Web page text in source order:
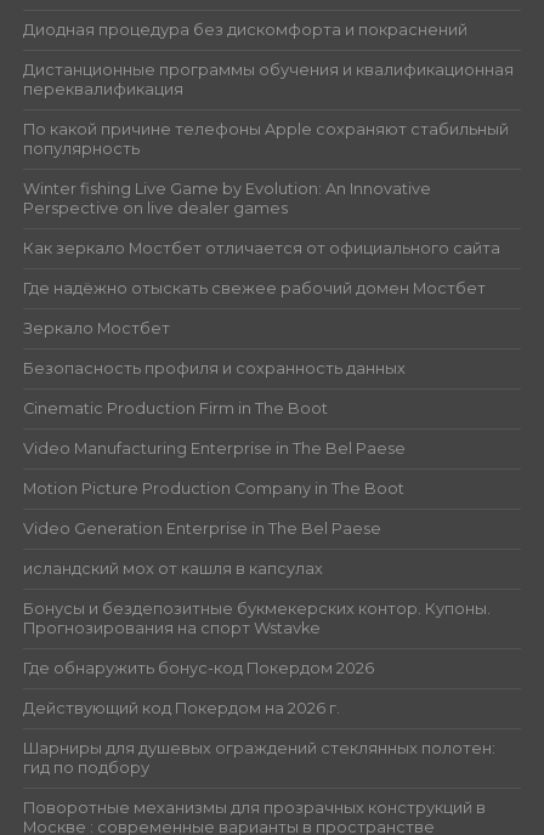
Диодная процедура без дискомфорта и покраснений
Дистанционные программы обучения и квалификационная
переквалификация
По какой причине телефоны Apple сохраняют стабильный
популярность
Winter fishing Live Game by Evolution: An Innovative
Perspective on live dealer games
Как зеркало Мостбет отличается от официального сайта
Где надёжно отыскать свежее рабочий домен Мостбет
Зеркало Мостбет
Безопасность профиля и сохранность данных
Cinematic Production Firm in The Boot
Video Manufacturing Enterprise in The Bel Paese
Motion Picture Production Company in The Boot
Video Generation Enterprise in The Bel Paese
исландский мох от кашля в капсулах
Бонусы и бездепозитные букмекерских контор. Купоны.
Прогнозирования на спорт Wstavke
Где обнаружить бонус-код Покердом 2026
Действующий код Покердом на 2026 г.
Шарниры для душевых ограждений стеклянных полотен:
гид по подбору
Поворотные механизмы для прозрачных конструкций в
Москве : современные варианты в пространстве